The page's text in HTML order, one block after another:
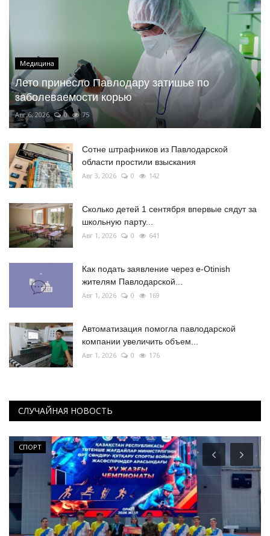
Медицина
Лето принесло Павлодару затишье по
заболеваемости корью
Авг 6, 2026 0 75
Сотне штрафников из Павлодарской
области простили взыскания
Авг 3, 2026 0 142
Сколько детей 1 сентября впервые сядут за
школьную парту...
Авг 1, 2026 0 641
Как подать заявление через e-Otinish
жителям Павлодарской...
Авг 1, 2026 0 169
Автоматизация помогла павлодарской
компании увеличить объем...
Авг 1, 2026 0 176
СЛУЧАЙНАЯ НОВОСТЬ
СПОРТ